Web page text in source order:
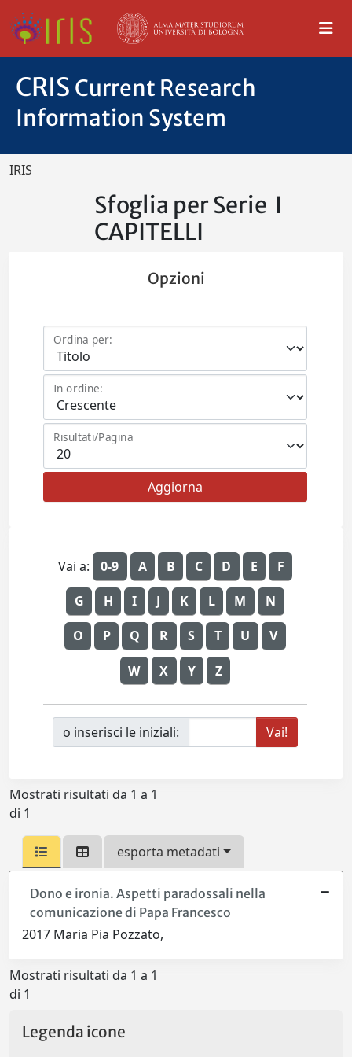
CRIS Current Research
Information System
IRIS
Sfoglia per Serie I
CAPITELLI
Opzioni
Ordina per:
In ordine:
Risultati/Pagina
Vai a: 0-9 A B C D E F
G H I J K L M N
O P Q R S T U V
W X Y Z
o inserisci le iniziali:
Mostrati risultati da 1 a 1
di 1
esporta metadati
Dono e ironia. Aspetti paradossali nella
comunicazione di Papa Francesco
2017 Maria Pia Pozzato,
Mostrati risultati da 1 a 1
di 1
Legenda icone